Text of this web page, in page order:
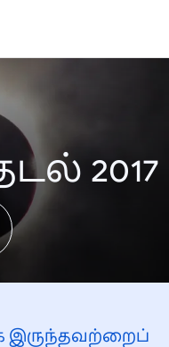
2017
இருந்தவற்றைப்